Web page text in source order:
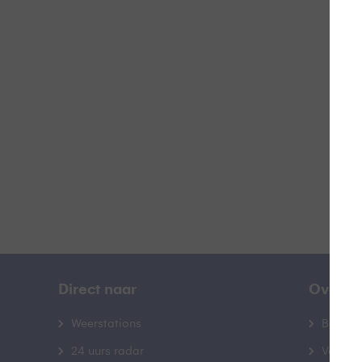
Direct naar
Weerstations
24 uurs radar
Over